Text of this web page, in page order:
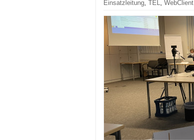
Einsatzleitung, TEL, WebClient